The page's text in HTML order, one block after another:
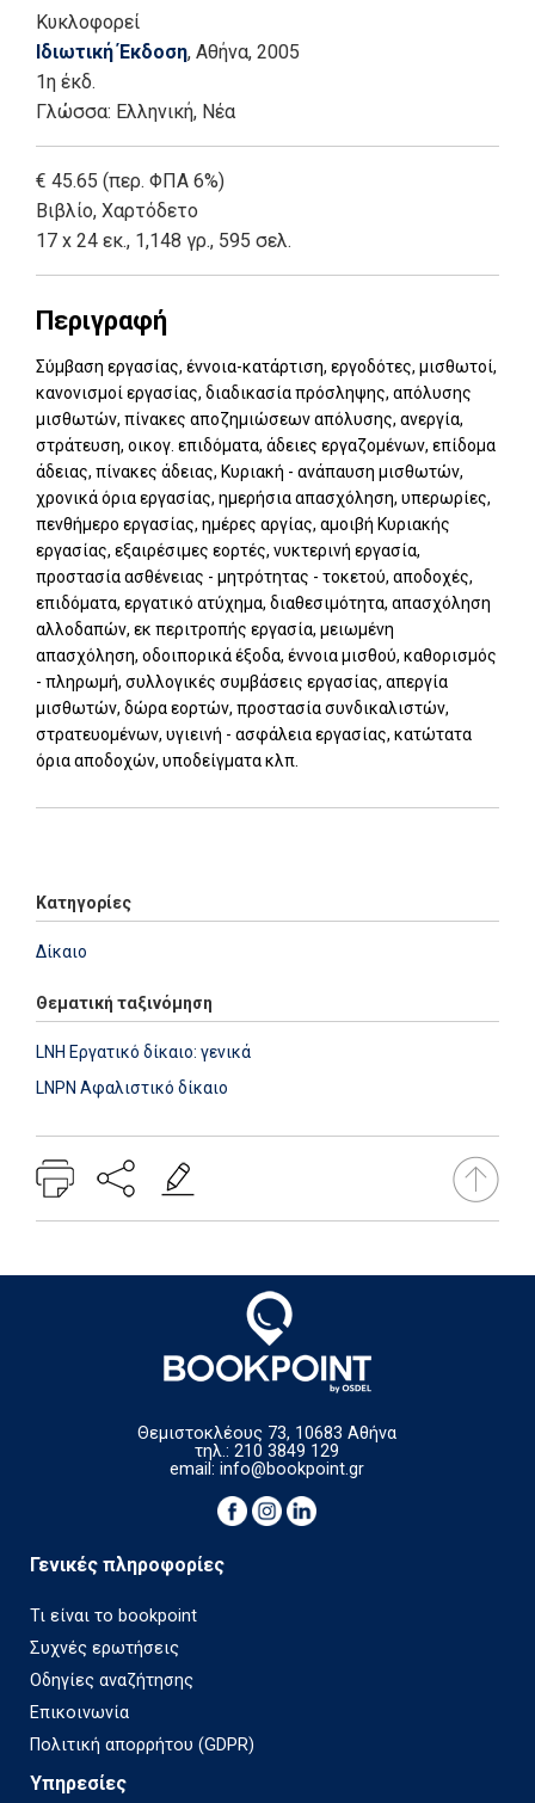
Κυκλοφορεί
Ιδιωτική Έκδοση, Αθήνα, 2005
1η έκδ.
Γλώσσα: Ελληνική, Νέα
€ 45.65 (περ. ΦΠΑ 6%)
Βιβλίο, Χαρτόδετο
17 x 24 εκ., 1,148 γρ., 595 σελ.
Περιγραφή
Σύμβαση εργασίας, έννοια-κατάρτιση, εργοδότες, μισθωτοί,
κανονισμοί εργασίας, διαδικασία πρόσληψης, απόλυσης
μισθωτών, πίνακες αποζημιώσεων απόλυσης, ανεργία,
στράτευση, οικογ. επιδόματα, άδειες εργαζομένων, επίδομα
άδειας, πίνακες άδειας, Κυριακή - ανάπαυση μισθωτών,
χρονικά όρια εργασίας, ημερήσια απασχόληση, υπερωρίες,
πενθήμερο εργασίας, ημέρες αργίας, αμοιβή Κυριακής
εργασίας, εξαιρέσιμες εορτές, νυκτερινή εργασία,
προστασία ασθένειας - μητρότητας - τοκετού, αποδοχές,
επιδόματα, εργατικό ατύχημα, διαθεσιμότητα, απασχόληση
αλλοδαπών, εκ περιτροπής εργασία, μειωμένη
απασχόληση, οδοιπορικά έξοδα, έννοια μισθού, καθορισμός
- πληρωμή, συλλογικές συμβάσεις εργασίας, απεργία
μισθωτών, δώρα εορτών, προστασία συνδικαλιστών,
στρατευομένων, υγιεινή - ασφάλεια εργασίας, κατώτατα
όρια αποδοχών, υποδείγματα κλπ.
Κατηγορίες
Δίκαιο
Θεματική ταξινόμηση
LNH Εργατικό δίκαιο: γενικά
LNPN Αφαλιστικό δίκαιο
Θεμιστοκλέους 73, 10683 Αθήνα
τηλ.: 210 3849 129
email:info@bookpoint.gr
Γενικές πληροφορίες
Τι είναι το bookpoint
Συχνές ερωτήσεις
Οδηγίες αναζήτησης
Επικοινωνία
Πολιτική απορρήτου (GDPR)
Υπηρεσίες